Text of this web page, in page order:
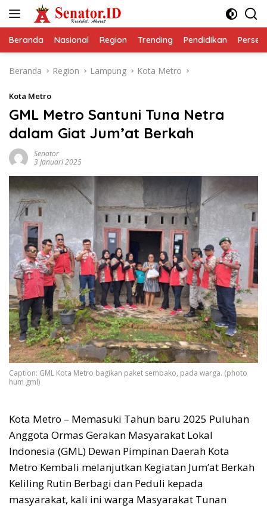
Beranda Nasional Region Trending Pendidikan
Beranda Region Lampung Kota Metro
Kota Metro
GML Metro Santuni Tuna Netra
dalam Giat Jum’at Berkah
Senator
3 Januari 2025
Caption: GML Kota Metro bagikan paket sembako, pada warga. (photo
hum gml)
Kota Metro – Memasuki Tahun baru 2025 Puluhan
Anggota Ormas Gerakan Masyarakat Lokal
Indonesia (GML) Dewan Pimpinan Daerah Kota
Metro Kembali melanjutkan Kegiatan Jum’at Berkah
Keliling Rutin Berbagi dan Peduli kepada
masyarakat, kali ini warga Masyarakat Tunan